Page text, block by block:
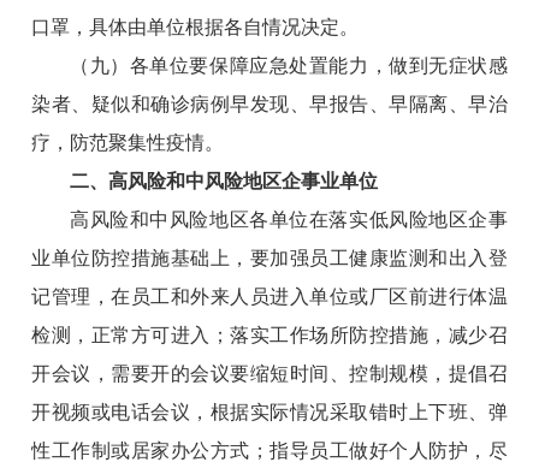
口罩，具体由单位根据各自情况决定。
（九）各单位要保障应急处置能力，做到无症状感
染者、疑似和确诊病例早发现、早报告、早隔离、早治
疗，防范聚集性疫情。
二、高风险和中风险地区企事业单位
高风险和中风险地区各单位在落实低风险地区企事
业单位防控措施基础上，要加强员工健康监测和出入登
记管理，在员工和外来人员进入单位或厂区前进行体温
检测，正常方可进入；落实工作场所防控措施，减少召
开会议，需要开的会议要缩短时间、控制规模，提倡召
开视频或电话会议，根据实际情况采取错时上下班、弹
性工作制或居家办公方式；指导员工做好个人防护，尽